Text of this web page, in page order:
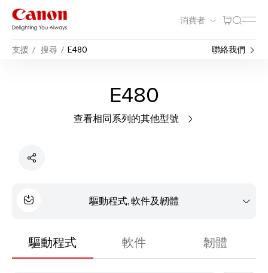
消費者
支援 搜尋 E480 聯絡我們
E480
查看相同系列的其他型號
驅動程式, 軟件及韌體
驅動程式 軟件 韌體